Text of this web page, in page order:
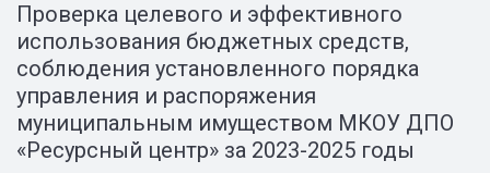
Проверка целевого и эффективного
использования бюджетных средств,
соблюдения установленного порядка
управления и распоряжения
муниципальным имуществом МКОУ ДПО
«Ресурсный центр» за 2023-2025 годы